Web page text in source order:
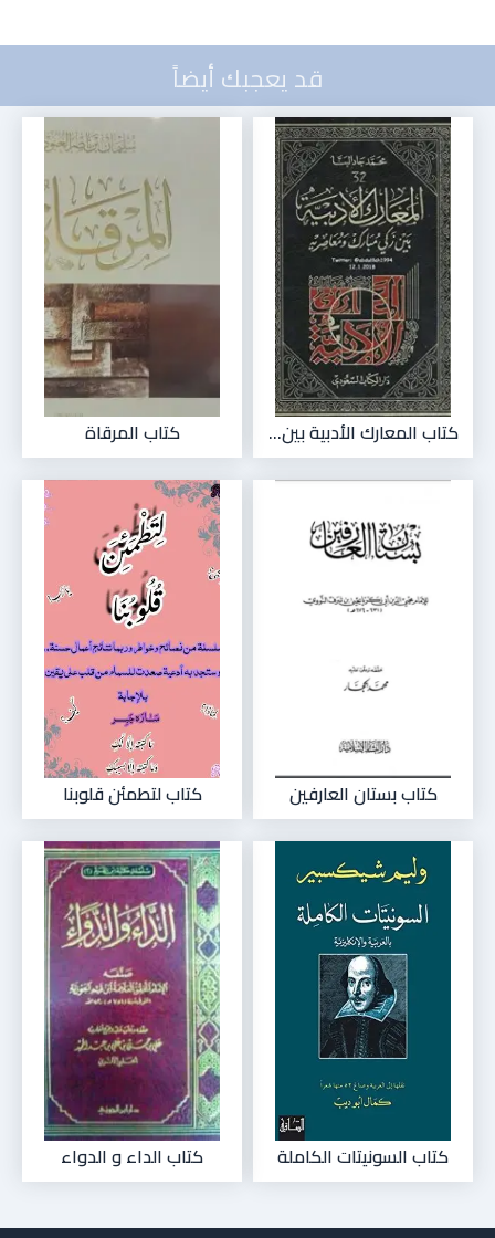
قد يعجبك أيضاً
كتاب المعارك الأدبية بين... كتاب المرقاة
كتاب بستان العارفين كتاب لتطمئن قلوبنا
كتاب السونيتات الكاملة كتاب الداء و الدواء